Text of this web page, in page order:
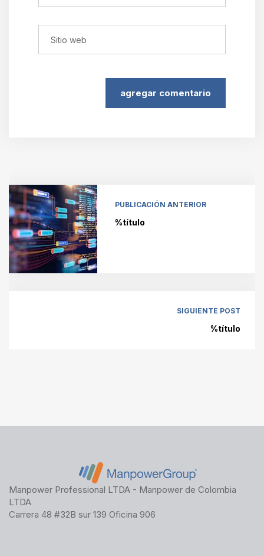
agregar comentario
PUBLICACIÓN ANTERIOR
%título
SIGUIENTE POST
%título
Manpower Professional LTDA - Manpower de Colombia
LTDA
Carrera 48 #32B sur 139 Oficina 906